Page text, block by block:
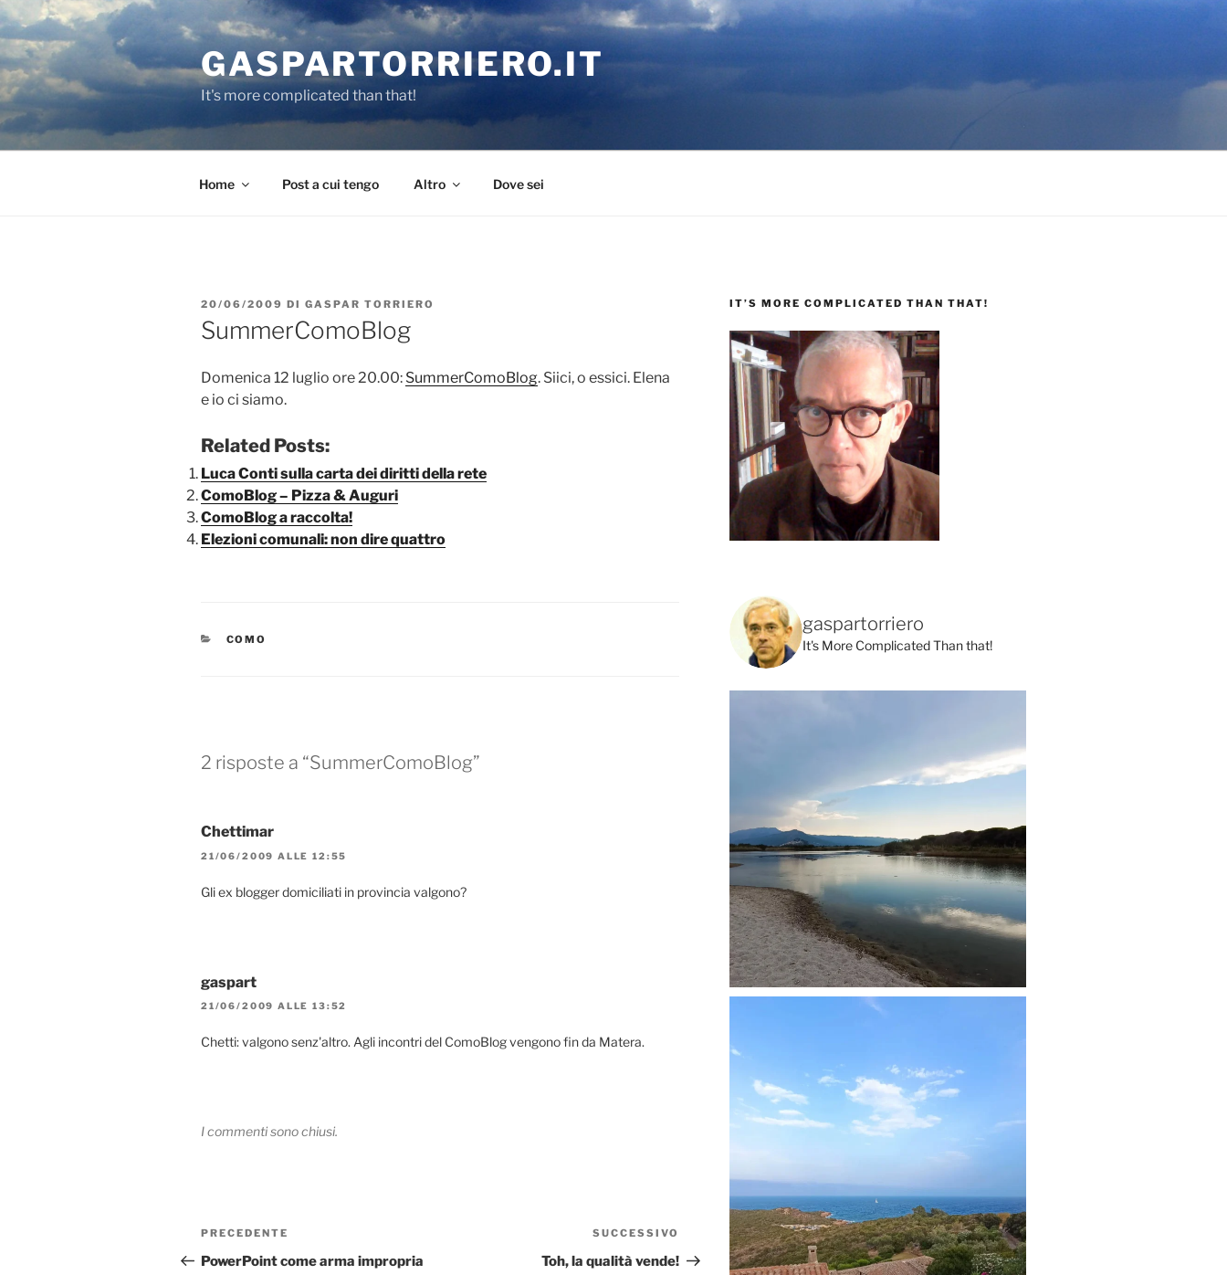
Salta
al
contenuto
GASPARTORRIERO.IT
It's more complicated than that!
Home Post a cui tengo Altro Dove sei
PUBBLICATO
IL
20/06/2009 DI GASPAR TORRIERO
SummerComoBlog
Domenica 12 luglio ore 20.00: SummerComoBlog. Siici, o essici. Elena
e io ci siamo.
Related Posts:
Luca Conti sulla carta dei diritti della rete
ComoBlog – Pizza & Auguri
ComoBlog a raccolta!
Elezioni comunali: non dire quattro
CATEGORIE
COMO
2 risposte a “SummerComoBlog”
Chettimar
21/06/2009 ALLE 12:55
Gli ex blogger domiciliati in provincia valgono?
gaspart
21/06/2009 ALLE 13:52
Chetti: valgono senz'altro. Agli incontri del ComoBlog vengono fin da Matera.
I commenti sono chiusi.
Navigazione
articoli
Articolo
precedente:
PRECEDENTE
PowerPoint come arma impropria
Articolo
successivo
SUCCESSIVO
Toh, la qualità vende!
IT’S MORE COMPLICATED THAN THAT!
gaspartorriero
It's More Complicated Than that!